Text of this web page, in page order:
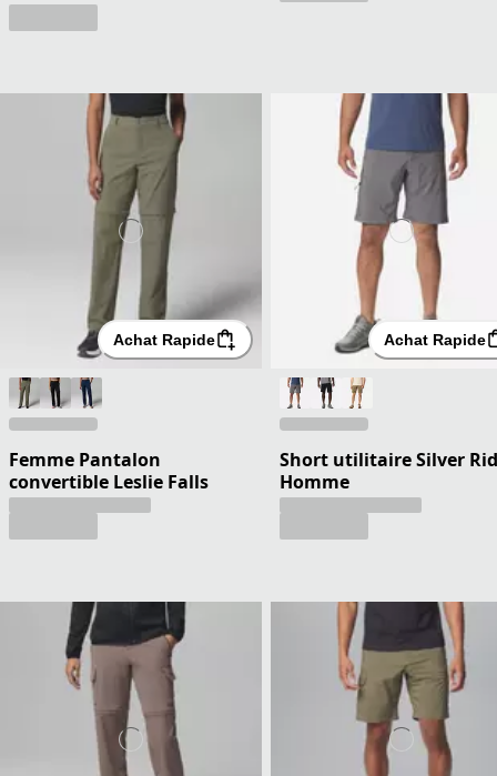
Achat Rapide
Femme Pantalon
convertible Leslie Falls
Achat Rapide
Short utilitaire Silver
Homme